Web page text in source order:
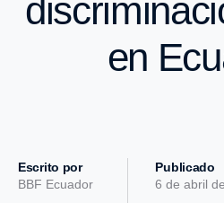
en
Escrito por
BBF Ecuador
Publicado
6 de abril